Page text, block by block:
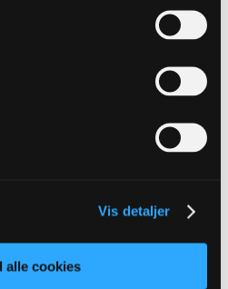
Vis detaljer
alle cookies
#249
pet...dense-boldklub